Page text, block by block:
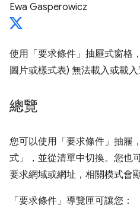
Ewa Gasperowicz
使用「要求條件」 抽屜式窗格
圖片或樣式表) 無法載入或載入
總覽
您可以使用「要求條件」 抽屜
式」，並從清單中切換。您也
要求網域或網址，相關模式會
「要求條件」 導覽匣可讓您：